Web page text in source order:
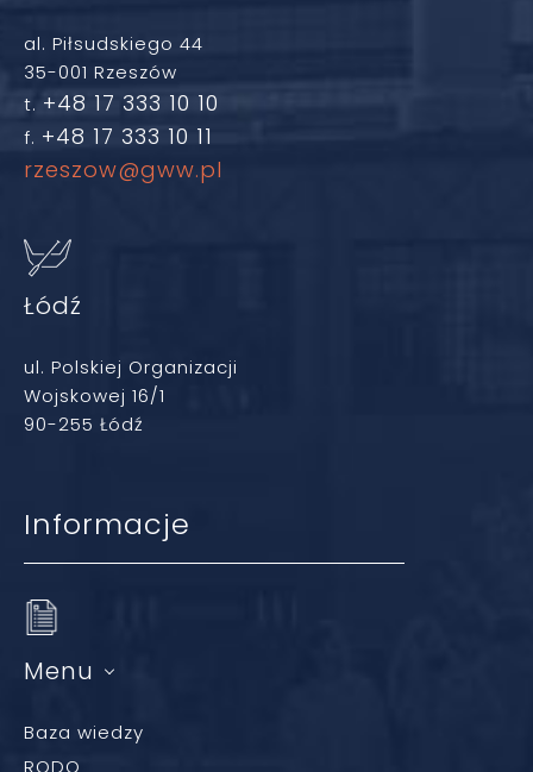
al. Piłsudskiego 44
35-001 Rzeszów
t. +48 17 333 10 10
f. +48 17 333 10 11
rzeszow@gww.pl
Łódź
ul. Polskiej Organizacji
Wojskowej 16/1
90-255 Łódź
Informacje
Menu
Baza wiedzy
RODO